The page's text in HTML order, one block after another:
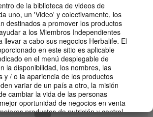
de la biblioteca de videos de
uno, un 'Video' y colectivamente, los
destinados a promover los productos
a los Miembros Independientes
llevar a cabo sus negocios Herbalife. El
en este sitio es aplicable
en el menú desplegable de
la disponibilidad, los nombres, las
y / o la apariencia de los productos
variar de un país a otro, la misión
cambiar la vida de las personas
oportunidad de negocios en venta
productos de nutrición y control
de Liftoff: naranja y frutas tropicales.